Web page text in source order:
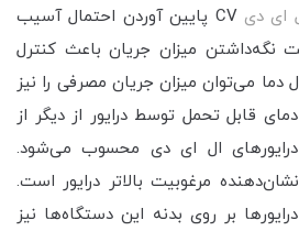
ای دی
CV پایین آوردن احتمال آسیب
نگه‌داشتن میزان جریان باعث کنترل
دما می‌توان میزان جریان مصرفی را نیز
قابل تحمل توسط درایور از دیگر از
ال ای دی محسوب می‌شود.
مرغوبیت بالاتر درایور است.
بر روی بدنه این دستگاه‌ها نیز